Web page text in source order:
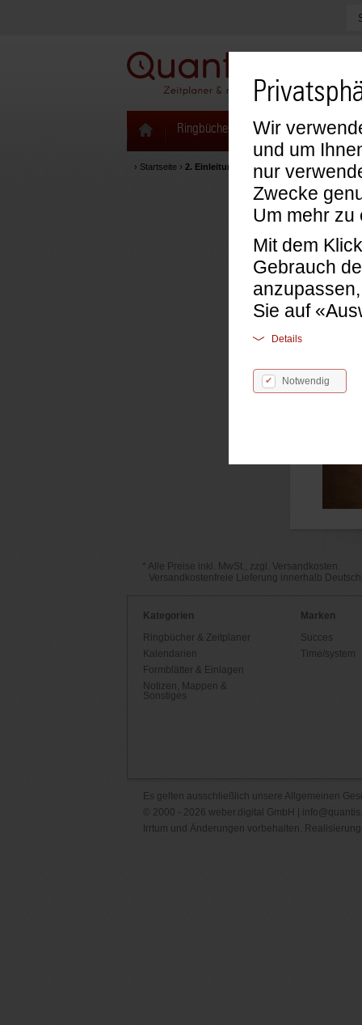
Wir
und um
nur
Zwecke
Um mehr
Mit dem
Gebrauch
Sie auf
Details
Notwendig
Ringbücher & Zeitplaner
› Startseite › 2. Einleitung Markenshop Time/system
2.
* Alle Preise inkl. MwSt., zzgl. Versandkosten.
Versandkostenfreie Lieferung innerhalb
Kategorien
Ringbücher & Zeitplaner
Kalendarien
Formblätter & Einlagen
Notizen, Mappen &
Sonstiges
Marken
Succes
Time/system
Es gelten ausschließlich unsereAllgemeinen
© 2000 - 2026 weber.digital GmbH |
Irrtum und Änderungen vorbehalten.